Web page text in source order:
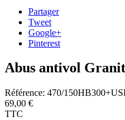
Partager
Tweet
Google+
Pinterest
Abus antivol
Référence: 470/
69,00 €
TTC